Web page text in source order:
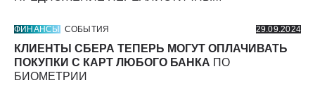
ФИНАНСЫ СОБЫТИЯ 29.09.2024
КЛИЕНТЫ СБЕРА ТЕПЕРЬ МОГУТ ОПЛАЧИВАТЬ
ПОКУПКИ С КАРТ ЛЮБОГО БАНКА ПО
БИОМЕТРИИ